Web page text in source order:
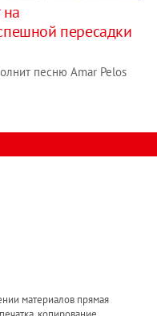
пересадки
песню Amar Pelos
материалов прямая